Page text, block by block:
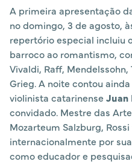
A primeira apresentação
no domingo, 3 de agosto,
repertório especial incluiu
barroco ao romantismo,
Vivaldi, Raff, Mendelssohn,
Grieg. A noite contou
violinista catarinense Juan
convidado. Mestre das
Mozarteum Salzburg,
internacionalmente por
como educador e